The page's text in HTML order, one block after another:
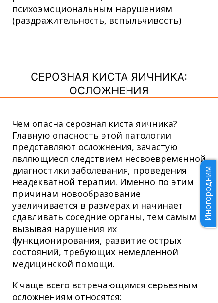
психоэмоциональным нарушениям
(раздражительность, вспыльчивость).
СЕРОЗНАЯ КИСТА ЯИЧНИКА:
ОСЛОЖНЕНИЯ
Чем опасна серозная киста яичника?
Главную опасность этой патологии
представляют осложнения, зачастую
являющиеся следствием несвоевременной
диагностики заболевания, проведения
неадекватной терапии. Именно по этим
причинам новообразование
увеличивается в размерах и начинает
сдавливать соседние органы, тем самым
вызывая нарушения их
функционирования, развитие острых
состояний, требующих немедленной
медицинской помощи.
К чаще всего встречающимся серьезным
осложнениям относятся:
Иногородним